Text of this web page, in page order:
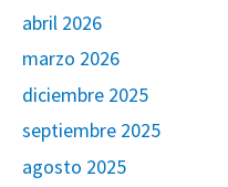
abril 2026
marzo 2026
diciembre 2025
septiembre 2025
agosto 2025